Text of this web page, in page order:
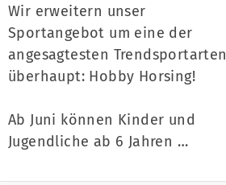
Wir erweitern unser
Sportangebot um eine der
angesagtesten Trendsportarten
überhaupt: Hobby Horsing!
Ab Juni können Kinder und
Jugendliche ab 6 Jahren …